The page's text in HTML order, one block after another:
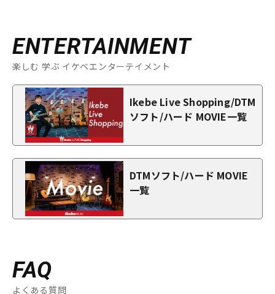
ENTERTAINMENT
楽しむ 学ぶ イケベエンターテイメント
Ikebe Live Shopping/DTM
ソフト/ハード MOVIE一覧
DTMソフト/ハード MOVIE
一覧
FAQ
よくある質問